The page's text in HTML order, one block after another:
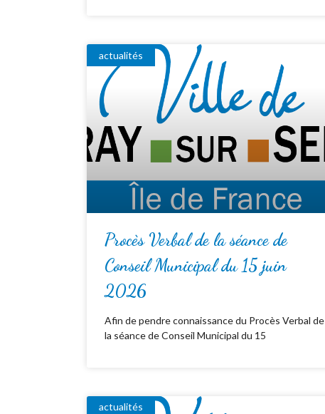
actualités
Procès Verbal de la séance de
Conseil Municipal du 15 juin
2026
Afin de pendre connaissance du Procès Verbal de
la séance de Conseil Municipal du 15
actualités